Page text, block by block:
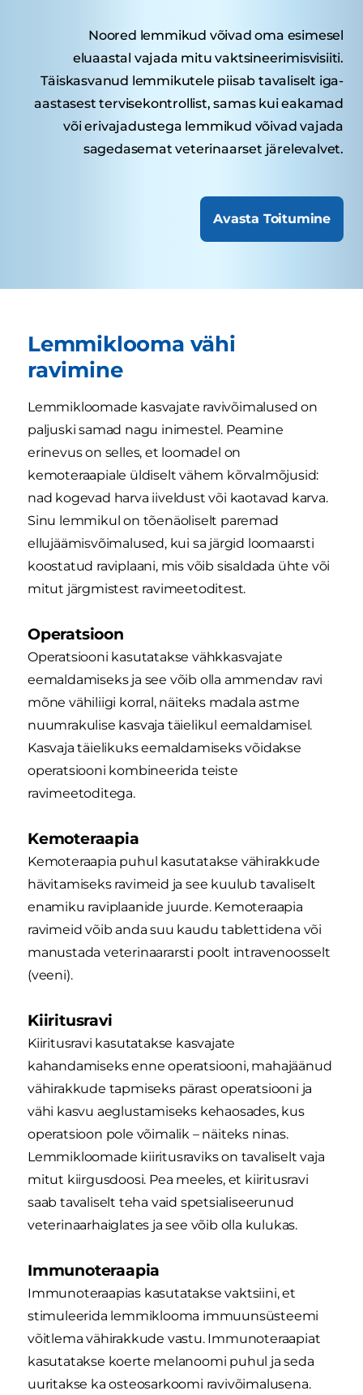
Noored lemmikud võivad oma esimesel
eluaastal vajada mitu vaktsineerimisvisiiti.
Täiskasvanud lemmikutele piisab tavaliselt iga-
aastasest tervisekontrollist, samas kui eakamad
või erivajadustega lemmikud võivad vajada
sagedasemat veterinaarset järelevalvet.
Avasta Toitumine
Lemmiklooma vähi
ravimine
Lemmikloomade kasvajate ravivõimalused on
paljuski samad nagu inimestel. Peamine
erinevus on selles, et loomadel on
kemoteraapiale üldiselt vähem kõrvalmõjusid:
nad kogevad harva iiveldust või kaotavad karva.
Sinu lemmikul on tõenäoliselt paremad
ellujäämisvõimalused, kui sa järgid loomaarsti
koostatud raviplaani, mis võib sisaldada ühte või
mitut järgmistest ravimeetoditest.
Operatsioon
Operatsiooni kasutatakse vähkkasvajate
eemaldamiseks ja see võib olla ammendav ravi
mõne vähiliigi korral, näiteks madala astme
nuumrakulise kasvaja täielikul eemaldamisel.
Kasvaja täielikuks eemaldamiseks võidakse
operatsiooni kombineerida teiste
ravimeetoditega.
Kemoteraapia
Kemoteraapia puhul kasutatakse vähirakkude
hävitamiseks ravimeid ja see kuulub tavaliselt
enamiku raviplaanide juurde. Kemoteraapia
ravimeid võib anda suu kaudu tablettidena või
manustada veterinaararsti poolt intravenoosselt
(veeni).
Kiiritusravi
Kiiritusravi kasutatakse kasvajate
kahandamiseks enne operatsiooni, mahajäänud
vähirakkude tapmiseks pärast operatsiooni ja
vähi kasvu aeglustamiseks kehaosades, kus
operatsioon pole võimalik – näiteks ninas.
Lemmikloomade kiiritusraviks on tavaliselt vaja
mitut kiirgusdoosi. Pea meeles, et kiiritusravi
saab tavaliselt teha vaid spetsialiseerunud
veterinaarhaiglates ja see võib olla kulukas.
Immunoteraapia
Immunoteraapias kasutatakse vaktsiini, et
stimuleerida lemmiklooma immuunsüsteemi
võitlema vähirakkude vastu. Immunoteraapiat
kasutatakse koerte melanoomi puhul ja seda
uuritakse ka osteosarkoomi ravivõimalusena.